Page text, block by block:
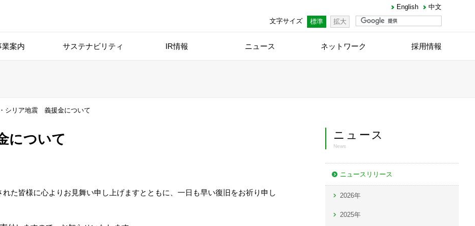
English
中文
文字サイズ
標準 拡大
業案内 サステナビリティ IR情報 ニュース ネットワーク 採用情報
シリア地震 義援金について
について
た皆様に心よりお見舞い申し上げますとともに、一日も早い復旧をお祈り申し
ニュース
News
ニュースリリース
2026年
2025年